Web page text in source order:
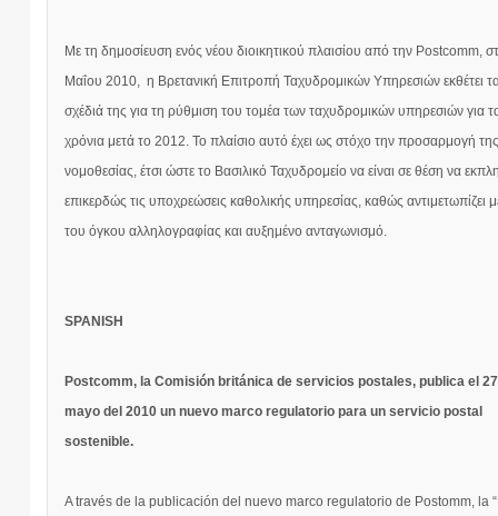
Με τη δημοσίευση ενός νέου διοικητικού πλαισίου από την Postcomm,
Μαΐου 2010, η Βρετανική Επιτροπή Ταχυδρομικών Υπηρεσιών εκθέτει
σχέδιά της για τη ρύθμιση του τομέα των ταχυδρομικών υπηρεσιών για
χρόνια μετά το 2012. Το πλαίσιο αυτό έχει ως στόχο την προσαρμογή
νομοθεσίας, έτσι ώστε το Βασιλικό Ταχυδρομείο να είναι σε θέση να
επικερδώς τις υποχρεώσεις καθολικής υπηρεσίας, καθώς αντιμετωπίζει
του όγκου αλληλογραφίας και αυξημένο ανταγωνισμό.
SPANISH
Postcomm, la Comisión británica de servicios postales, publica el
mayo del 2010 un nuevo marco regulatorio para un servicio postal
sostenible.
A través de la publicación del nuevo marco regulatorio de Postomm, la